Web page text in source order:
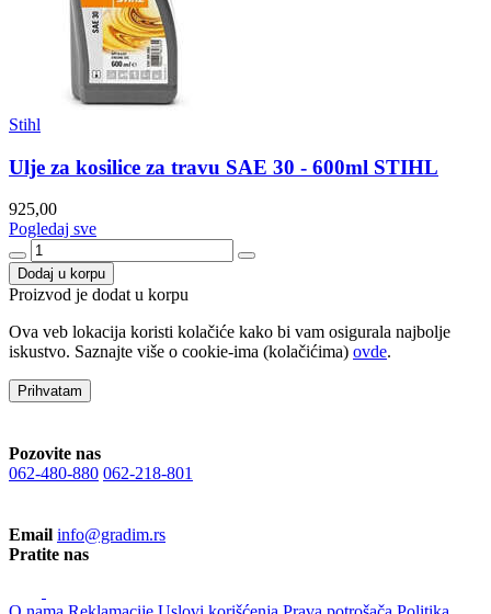
Stihl
Ulje za kosilice za travu SAE 30 - 600ml STIHL
925,00
Pogledaj sve
Dodaj u korpu
Proizvod je dodat u korpu
Ova veb lokacija koristi kolačiće kako bi vam osigurala najbolje
iskustvo. Saznajte više o cookie-ima (kolačićima) ovde.
Prihvatam
Pozovite nas
062-480-880 062-218-801
Email info@gradim.rs
Pratite nas